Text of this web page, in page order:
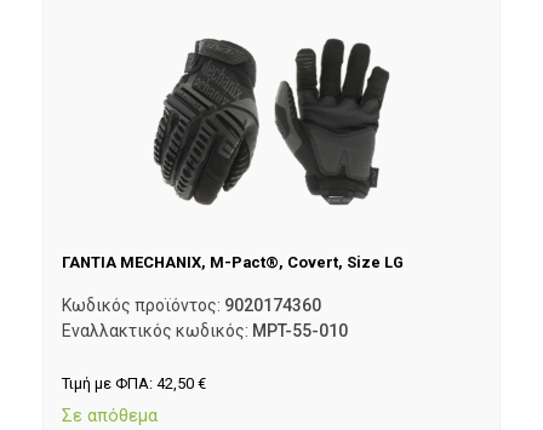
ΓΑΝΤΙΑ MECHANIX, M-Pact®, Covert, Size LG
Κωδικός προϊόντος: 9020174360
Εναλλακτικός κωδικός: MPT-55-010
Τιμή με ΦΠΑ: 42,50 €
Σε απόθεμα